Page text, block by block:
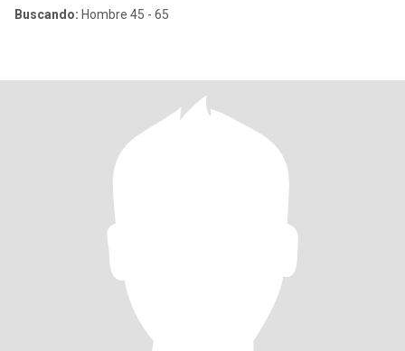
Buscando: Hombre 45 - 65